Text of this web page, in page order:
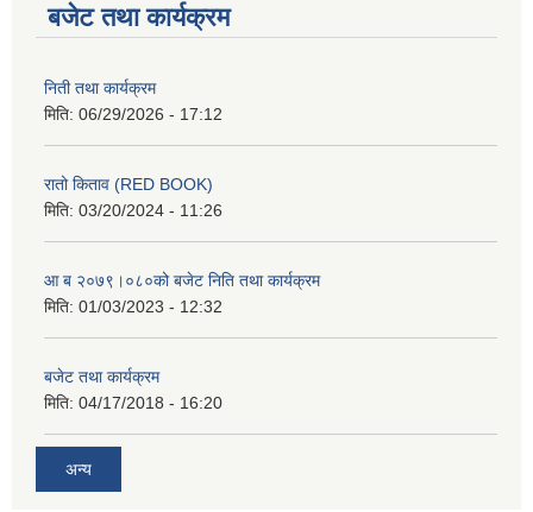
बजेट तथा कार्यक्रम
निती तथा कार्यक्रम
मिति: 06/29/2026 - 17:12
रातो किताव (RED BOOK)
मिति: 03/20/2024 - 11:26
आ ब २०७९।०८०को बजेट निति तथा कार्यक्रम
मिति: 01/03/2023 - 12:32
बजेट तथा कार्यक्रम
मिति: 04/17/2018 - 16:20
अन्य